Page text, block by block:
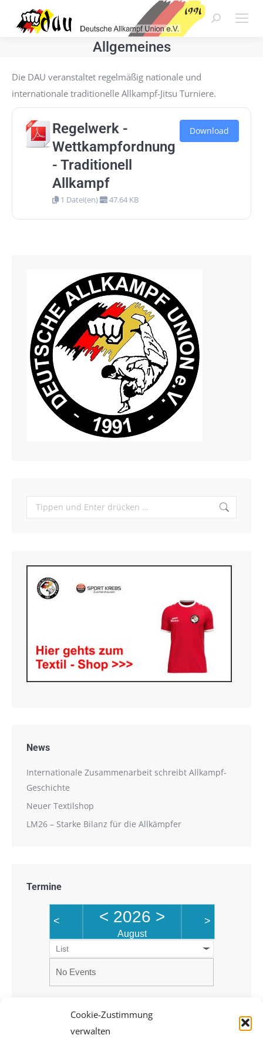
Cookie-Zustimmung
verwalten
Search:
Allgemeines
Die DAU veranstaltet regelmäßig nationale und
internationale traditionelle Allkampf-Jitsu Turniere.
Regelwerk -
Wettkampfordnung
- Traditionell
Allkampf
1 Datei(en) 47.64 KB
Download
Search:
News
Internationale Zusammenarbeit schreibt Allkampf-
Geschichte
Neuer Textilshop
LM26 – Starke Bilanz für die Allkämpfer
Termine
< < 2026 >
August
>
List
No Events